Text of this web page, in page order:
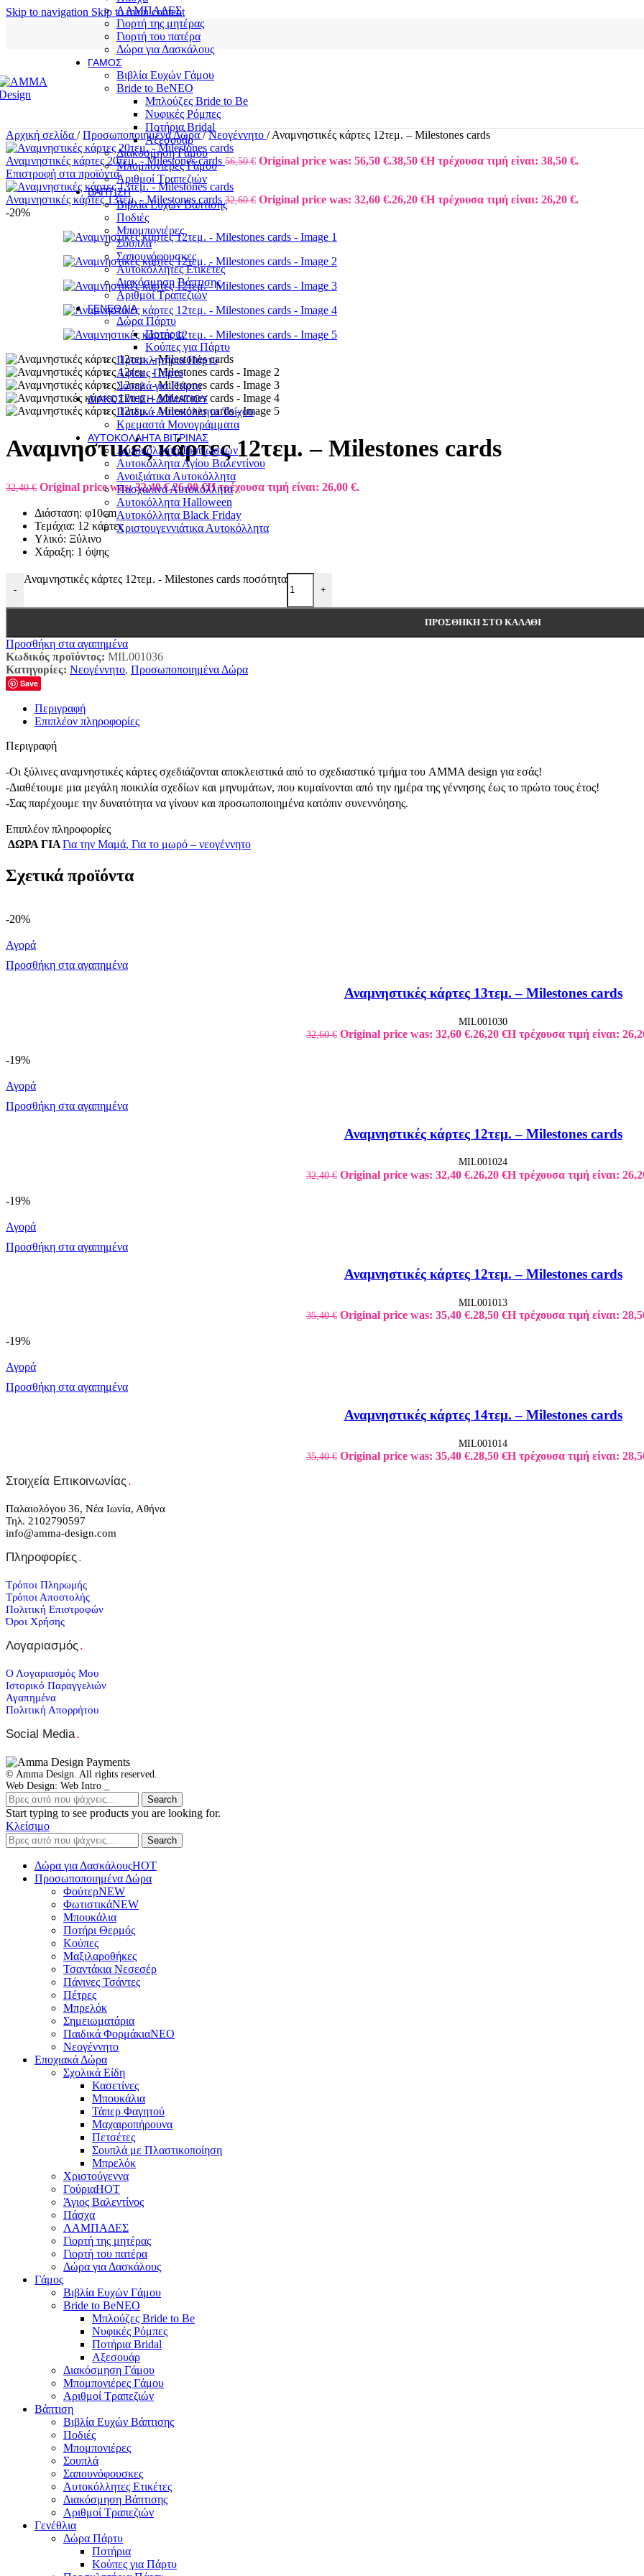
Skip to navigation Skip to main content
ΛΑΜΠΑΔΕΣ
Γιορτή της μητέρας
Γιορτή του πατέρα
Δώρα για Δασκάλους
ΓΆΜΟΣ
Βιβλία Ευχών Γάμου
Bride to BeNEO
Μπλούζες Bride to Be
Νυφικές Ρόμπες
Ποτήρια Bridal
Αξεσουάρ
Διακόσμηση Γάμου
Μπομπονιέρες Γάμου
Αριθμοί Τραπεζιών
ΒΆΠΤΙΣΗ
Βιβλία Ευχών Βάπτισης
Ποδιές
Μπομπονιέρες
Σουπλά
Σαπουνόφουσκες
Αυτοκόλλητες Ετικέτες
Διακόσμηση Βάπτισης
Αριθμοί Τραπεζιών
ΓΕΝΈΘΛΙΑ
Δώρα Πάρτυ
Ποτήρια
Κούπες για Πάρτυ
Προσκλητήρια Πάρτυ
Αφίσες Πάρτυ
Σουπλά για Πάρτυ
ΔΙΑΚΌΣΜΗΣΗ ΔΩΜΑΤΊΟΥ
Παιδικά Αυτοκόλλητα Τοίχου
Κρεμαστά Μονογράμματα
ΑΥΤΟΚΌΛΛΗΤΑ ΒΙΤΡΊΝΑΣ
Αυτοκόλλητα Εκπτώσεων
Αυτοκόλλητα Αγίου Βαλεντίνου
Ανοιξιάτικα Αυτοκόλλητα
Πασχαλινά Αυτοκόλλητα
Αυτοκόλλητα Halloween
Αυτοκόλλητα Black Friday
Χριστουγεννιάτικα Αυτοκόλλητα
Αρχική σελίδα / Προσωποποιημένα Δώρα/ Νεογέννητο / Αναμνηστικές κάρτες 12τεμ. – Milestones cards
Αναμνηστικές κάρτες 20τεμ. - Milestones cards 56,50€ Original price was: 56,50 €.38,50 €Η τρέχουσα τιμή είναι: 38,50 €.
Επιστροφή στα προϊόντα
Αναμνηστικές κάρτες 13τεμ. - Milestones cards 32,60€ Original price was: 32,60 €.26,20 €Η τρέχουσα τιμή είναι: 26,20 €.
-20%
Αναμνηστικές κάρτες 12τεμ. – Milestones cards
32,40€ Original price was: 32,40 €.26,00€Η τρέχουσα τιμή είναι: 26,00 €.
Διάσταση: φ10cm
Τεμάχια: 12 κάρτες
Υλικό: Ξύλινο
Χάραξη: 1 όψης
-
Αναμνηστικές κάρτες 12τεμ. - Milestones cards ποσότητα
+
ΠΡΟΣΘΉΚΗ ΣΤΟ ΚΑΛΆΘΙ
Προσθήκη στα αγαπημένα
Κωδικός προϊόντος: MIL001036
Κατηγορίες: Νεογέννητο, Προσωποποιημένα Δώρα
Save
Περιγραφή
Επιπλέον πληροφορίες
Περιγραφή
-Οι ξύλινες αναμνηστικές κάρτες σχεδιάζονται αποκλειστικά από το σχεδιαστικό τμήμα του AMMA design για εσάς!
-Διαθέτουμε μια μεγάλη ποικιλία σχεδίων και μηνυμάτων, που κυμαίνονται από την ημέρα της γέννησης έως το πρώτο τους έτος!
-Σας παρέχουμε την δυνατότητα να γίνουν και προσωποποιημένα κατόπιν συνεννόησης.
Επιπλέον πληροφορίες
ΔΩΡΑ ΓΙΑΓια την Μαμά, Για το μωρό – νεογέννητο
Σχετικά προϊόντα
-20%
Αγορά
Προσθήκη στα αγαπημένα
Αναμνηστικές κάρτες 13τεμ. – Milestones cards
MIL001030
32,60€ Original price was: 32,60 €.26,20 €Η τρέχουσα τιμή είναι:
-19%
Αγορά
Προσθήκη στα αγαπημένα
Αναμνηστικές κάρτες 12τεμ. – Milestones cards
MIL001024
32,40€ Original price was: 32,40 €.26,20 €Η τρέχουσα τιμή είναι:
-19%
Αγορά
Προσθήκη στα αγαπημένα
Αναμνηστικές κάρτες 12τεμ. – Milestones cards
MIL001013
35,40€ Original price was: 35,40 €.28,50 €Η τρέχουσα τιμή είναι:
-19%
Αγορά
Προσθήκη στα αγαπημένα
Αναμνηστικές κάρτες 14τεμ. – Milestones cards
MIL001014
35,40€ Original price was: 35,40 €.28,50 €Η τρέχουσα τιμή είναι:
Στοιχεία Επικοινωνίας.
Παλαιολόγου 36, Νέα Ιωνία, Αθήνα
Τηλ. 2102790597
info@amma-design.com
Πληροφορίες.
Τρόποι Πληρωμής
Τρόποι Αποστολής
Πολιτική Επιστροφών
Όροι Χρήσης
Λογαριασμός.
Ο Λογαριασμός Μου
Ιστορικό Παραγγελιών
Αγαπημένα
Πολιτική Απορρήτου
Social Media.
© Amma Design. All rights reserved.
Web Design: Web Intro _
Search
Start typing to see products you are looking for.
Κλείσιμο
Search
Δώρα για ΔασκάλουςHOT
Προσωποποιημένα Δώρα
ΦούτερNEW
ΦωτιστικάNEW
Μπουκάλια
Ποτήρι Θερμός
Κούπες
Μαξιλαροθήκες
Τσαντάκια Νεσεσέρ
Πάνινες Τσάντες
Πέτρες
Μπρελόκ
Σημειωματάρια
Παιδικά ΦορμάκιαNEO
Νεογέννητο
Εποχιακά Δώρα
Σχολικά Είδη
Κασετίνες
Μπουκάλια
Τάπερ Φαγητού
Μαχαιροπήρουνα
Πετσέτες
Σουπλά με Πλαστικοποίηση
Μπρελόκ
Χριστούγεννα
ΓούριαHOT
Άγιος Βαλεντίνος
Πάσχα
ΛΑΜΠΑΔΕΣ
Γιορτή της μητέρας
Γιορτή του πατέρα
Δώρα για Δασκάλους
Γάμος
Βιβλία Ευχών Γάμου
Bride to BeNEO
Μπλούζες Bride to Be
Νυφικές Ρόμπες
Ποτήρια Bridal
Αξεσουάρ
Διακόσμηση Γάμου
Μπομπονιέρες Γάμου
Αριθμοί Τραπεζιών
Βάπτιση
Βιβλία Ευχών Βάπτισης
Ποδιές
Μπομπονιέρες
Σουπλά
Σαπουνόφουσκες
Αυτοκόλλητες Ετικέτες
Διακόσμηση Βάπτισης
Αριθμοί Τραπεζιών
Γενέθλια
Δώρα Πάρτυ
Ποτήρια
Κούπες για Πάρτυ